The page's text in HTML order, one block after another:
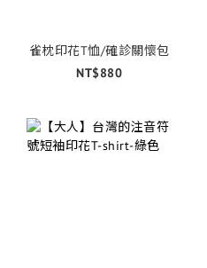
雀枕印花T恤/確診關懷包
NT$880